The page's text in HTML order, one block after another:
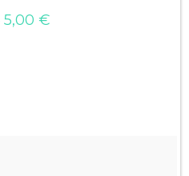
Le
prix
5,00 €